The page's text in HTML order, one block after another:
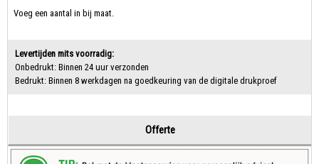
Voeg een aantal in bij maat.
Levertijden mits voorradig:
Onbedrukt: Binnen 24 uur verzonden
Bedrukt: Binnen 8 werkdagen na goedkeuring van de digitale drukproef
Offerte